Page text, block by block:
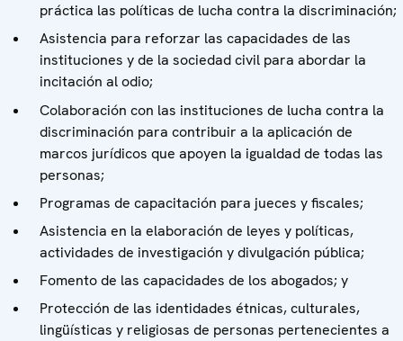
práctica las políticas de lucha contra la discriminación;
Asistencia para reforzar las capacidades de las
instituciones y de la sociedad civil para abordar la
incitación al odio;
Colaboración con las instituciones de lucha contra la
discriminación para contribuir a la aplicación de
marcos jurídicos que apoyen la igualdad de todas las
personas;
Programas de capacitación para jueces y fiscales;
Asistencia en la elaboración de leyes y políticas,
actividades de investigación y divulgación pública;
Fomento de las capacidades de los abogados; y
Protección de las identidades étnicas, culturales,
lingüísticas y religiosas de personas pertenecientes a